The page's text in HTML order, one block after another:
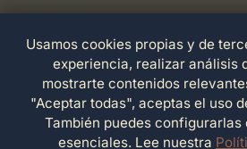
Legales
Política de Privacidad
Política de Cookies
Configuración de Cookies
Términos de Servicio
Usamos cookies propias y de
experiencia, realizar análisis
mostrarte contenidos
"Aceptar todas", aceptas el uso
También puedes configurarlas
esenciales. Lee nuestra